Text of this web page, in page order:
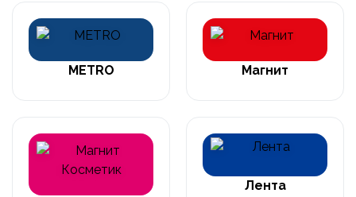
METRO Магнит
Лента